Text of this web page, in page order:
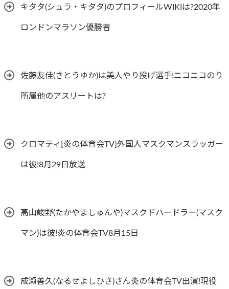
キタタ(シュラ・キタタ)のプロフィールWIKIは?2020年
ロンドンマラソン優勝者
佐藤友佳(さとうゆか)は美人やり投げ選手!ニコニコのり
所属他のアスリートは?
クロマティ[炎の体育会TV]外国人マスクマンスラッガー
は彼!8月29日放送
高山峻野(たかやましゅんや)マスクドハードラー(マスク
マン)は彼!炎の体育会TV8月15日
成瀬善久(なるせよしひさ)さん炎の体育会TV出演!現役